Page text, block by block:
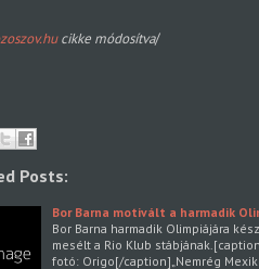
cikke módosítva/
Posts:
Bor Barna motivált a harmadik
Bor Barna harmadik Olimpiájára
mesélt a Rio Klub
fotó: Origo[/caption]„Nemrég